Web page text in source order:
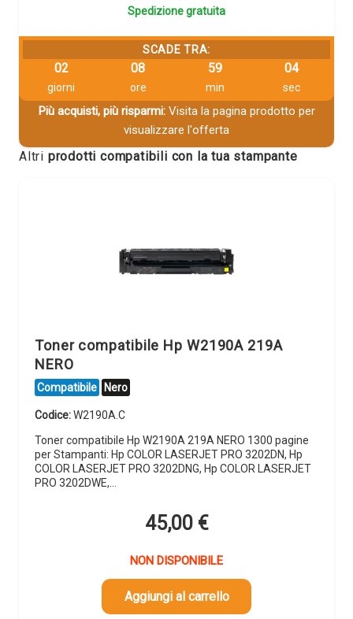
Spedizione gratuita
SCADE TRA:
02
giorni
08
ore
59
min
03
sec
Più acquisti, più risparmi:Visita la pagina prodotto per
visualizzare l'offerta
Altri prodotti compatibili con la tua stampante
Toner compatibile Hp W2190A 219A
NERO
Compatibile Nero
Codice:W2190A.C
Toner compatibile Hp W2190A 219A NERO 1300 pagine
per Stampanti: Hp COLOR LASERJET PRO 3202DN, Hp
COLOR LASERJET PRO 3202DNG, Hp COLOR LASERJET
PRO 3202DWE,…
45,00 €
NON DISPONIBILE
Aggiungi al carrello